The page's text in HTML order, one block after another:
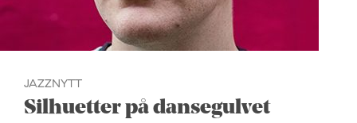
JAZZNYTT
Silhuetter på dansegulvet